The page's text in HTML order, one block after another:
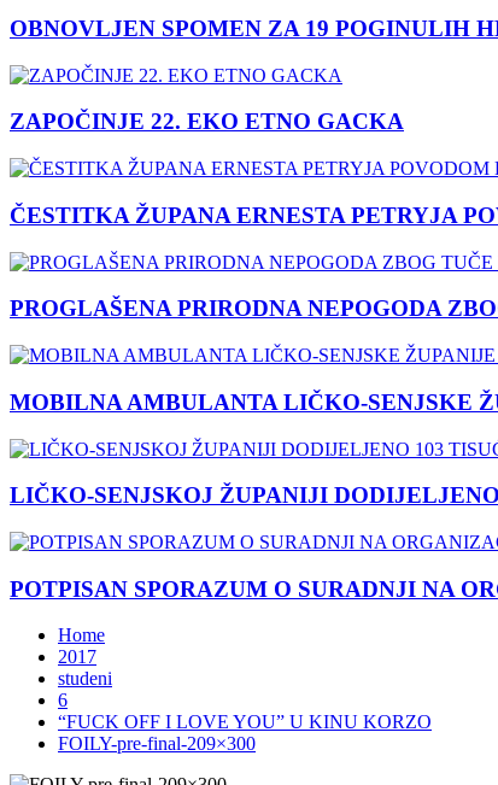
OBNOVLJEN SPOMEN ZA 19 POGINULIH
ZAPOČINJE 22. EKO ETNO GACKA
ČESTITKA ŽUPANA ERNESTA PETRYJA
PROGLAŠENA PRIRODNA NEPOGODA
MOBILNA AMBULANTA LIČKO-SENJSKE
LIČKO-SENJSKOJ ŽUPANIJI
POTPISAN SPORAZUM O SURADNJI NA
Home
2017
studeni
6
“FUCK OFF I LOVE YOU” U KINU KORZO
FOILY-pre-final-209×300